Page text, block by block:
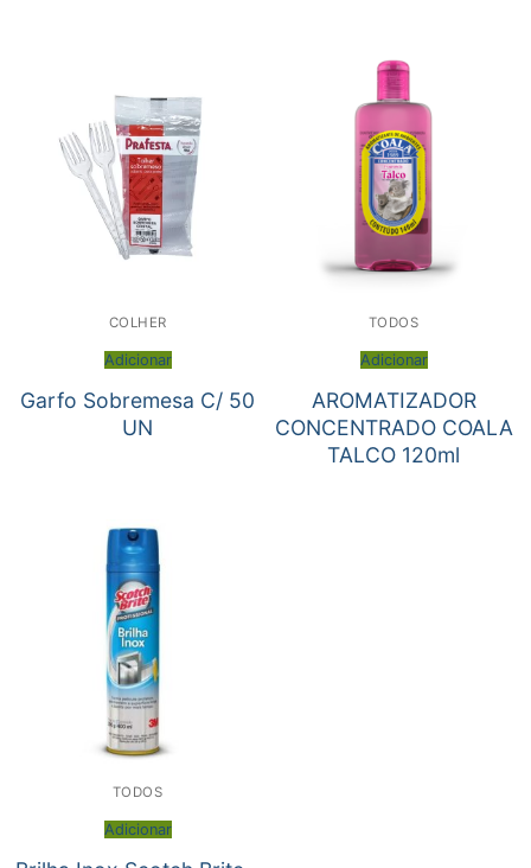
COLHER
Adicionar
Garfo Sobremesa C/ 50
UN
TODOS
Adicionar
AROMATIZADOR
CONCENTRADO COALA
TALCO 120ml
TODOS
Adicionar